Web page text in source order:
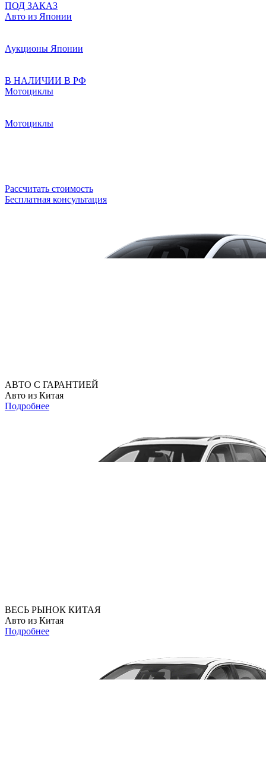
ПОД ЗАКАЗ
Авто из Японии
Аукционы Японии
В НАЛИЧИИ В РФ
Мотоциклы
Мотоциклы
Рассчитать стоимость
Бесплатная консультация
АВТО С ГАРАНТИЕЙ
Авто из Китая
Подробнее
ВЕСЬ РЫНОК КИТАЯ
Авто из Китая
Подробнее